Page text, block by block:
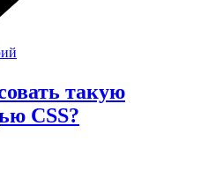
такую
CSS?